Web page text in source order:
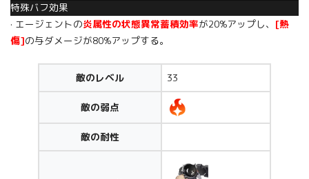
特殊バフ効果
· エージェントの炎属性の状態異常蓄積効率が20%アップし、 [熱
傷]の与ダメージが80%アップする。
敵のレベル 33
敵の弱点
敵の耐性